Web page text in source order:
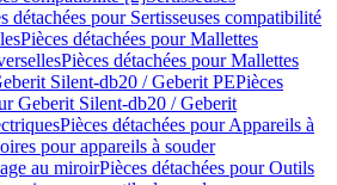
détachées pour Sertisseuses compatibilité
Pièces détachées pour Mallettes
Pièces détachées pour Mallettes
Silent-db20 / Geberit PEPièces
Geberit Silent-db20 / Geberit
Pièces détachées pour Appareils à
pour appareils à souder
au miroirPièces détachées pour Outils